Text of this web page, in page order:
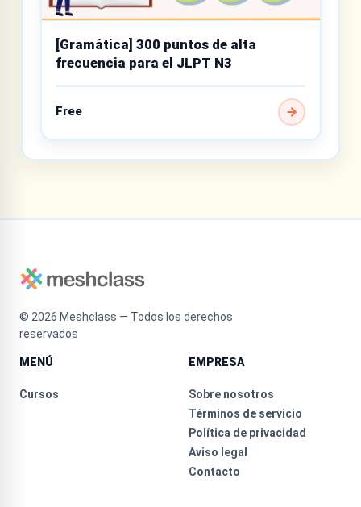
[Gramática] 300 puntos de alta
frecuencia para el JLPT N3
Free
© 2026 Meshclass — Todos los derechos
reservados
MENÚ
Cursos
EMPRESA
Sobre nosotros
Términos de servicio
Política de privacidad
Aviso legal
Contacto